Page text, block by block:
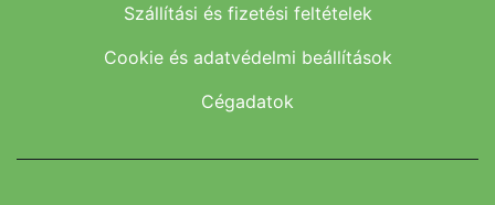
Szállítási és fizetési feltételek
Cookie és adatvédelmi beállítások
Cégadatok